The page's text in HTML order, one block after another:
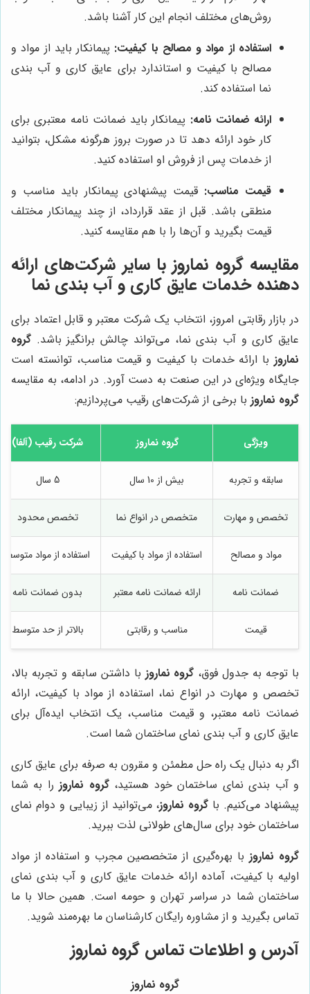
روش‌های مختلف انجام این کار آشنا باشد.
استفاده از مواد و مصالح با کیفیت: پیمانکار باید از مواد و
مصالح با کیفیت و استاندارد برای عایق کاری و آب بندی
نما استفاده کند.
ارائه ضمانت نامه: پیمانکار باید ضمانت نامه معتبری برای
کار خود ارائه دهد تا در صورت بروز هرگونه مشکل، بتوانید
از خدمات پس از فروش او استفاده کنید.
قیمت مناسب: قیمت پیشنهادی پیمانکار باید مناسب و
منطقی باشد. قبل از عقد قرارداد، از چند پیمانکار مختلف
قیمت بگیرید و آن‌ها را با هم مقایسه کنید.
مقایسهگروه نماروزبا سایر شرکت‌های ارائه
دهنده خدمات عایق کاری و آب بندی نما
در بازار رقابتی امروز، انتخاب یک شرکت معتبر و قابل اعتماد برای
عایق کاری و آب بندی نما، می‌تواند چالش برانگیز باشد. گروه
نماروز با ارائه خدمات با کیفیت و قیمت مناسب، توانسته است
جایگاه ویژه‌ای در این صنعت به دست آورد. در ادامه، به مقایسه
گروه نماروز با برخی از شرکت‌های رقیب می‌پردازیم:
ویژگی گروه نماروز شرکت رقیب (آلفا)
سابقه و تجربه بیش از 10 سال 5 سال
تخصص و مهارت متخصص در انواع نما تخصص محدود
مواد و مصالح استفاده از مواد با کیفیت استفاده از مواد متوسط
ضمانت نامه ارائه ضمانت نامه معتبر بدون ضمانت نامه
قیمت مناسب و رقابتی بالاتر از حد متوسط
با توجه به جدول فوق، گروه نماروز با داشتن سابقه و تجربه بالا،
تخصص و مهارت در انواع نما، استفاده از مواد با کیفیت، ارائه
ضمانت نامه معتبر، و قیمت مناسب، یک انتخاب ایده‌آل برای
عایق کاری و آب بندی نمای ساختمان شما است.
اگر به دنبال یک راه حل مطمئن و مقرون به صرفه برای عایق کاری
و آب بندی نمای ساختمان خود هستید،گروه نماروزرا به شما
پیشنهاد می‌کنیم. با گروه نماروز، می‌توانید از زیبایی و دوام نمای
ساختمان خود برای سال‌های طولانی لذت ببرید.
گروه نماروز با بهره‌گیری از متخصصین مجرب و استفاده از مواد
اولیه با کیفیت، آماده ارائه خدمات عایق کاری و آب بندی نمای
ساختمان شما در سراسر تهران و حومه است. همین حالا با ما
تماس بگیرید و از مشاوره رایگان کارشناسان ما بهره‌مند شوید.
آدرس و اطلاعات تماس گروه نماروز
گروه نماروز